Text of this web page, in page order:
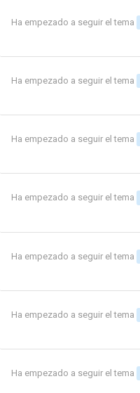
Ha empezado a seguir el tema
Ha empezado a seguir el tema
Ha empezado a seguir el tema
Ha empezado a seguir el tema
Ha empezado a seguir el tema
Ha empezado a seguir el tema
Ha empezado a seguir el tema